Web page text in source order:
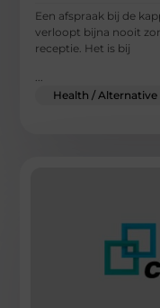
Een afspraak bij de
verloopt bijna nooit
receptie. Het is bij
...
Health / Alternative